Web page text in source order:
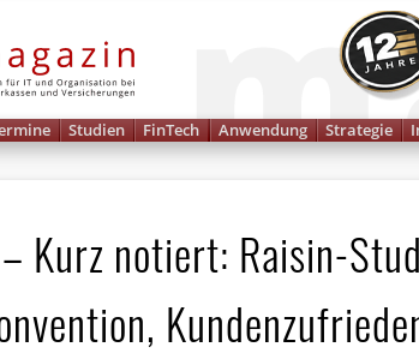
Studien FinTech Anwendung Strategie
Kurz notiert: Raisin-